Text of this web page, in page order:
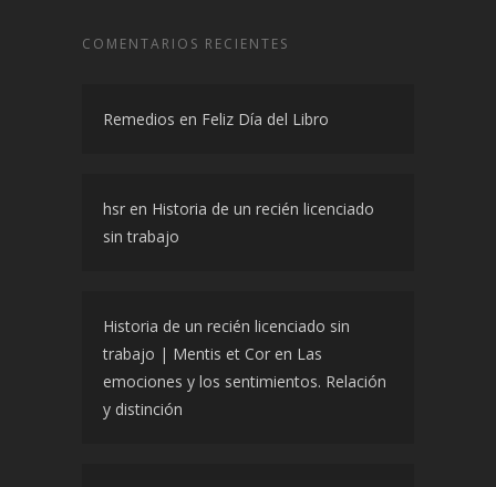
COMENTARIOS RECIENTES
Remedios en Feliz Día del Libro
hsr en Historia de un recién licenciado
sin trabajo
Historia de un recién licenciado sin
trabajo | Mentis et Cor en Las
emociones y los sentimientos. Relación
y distinción